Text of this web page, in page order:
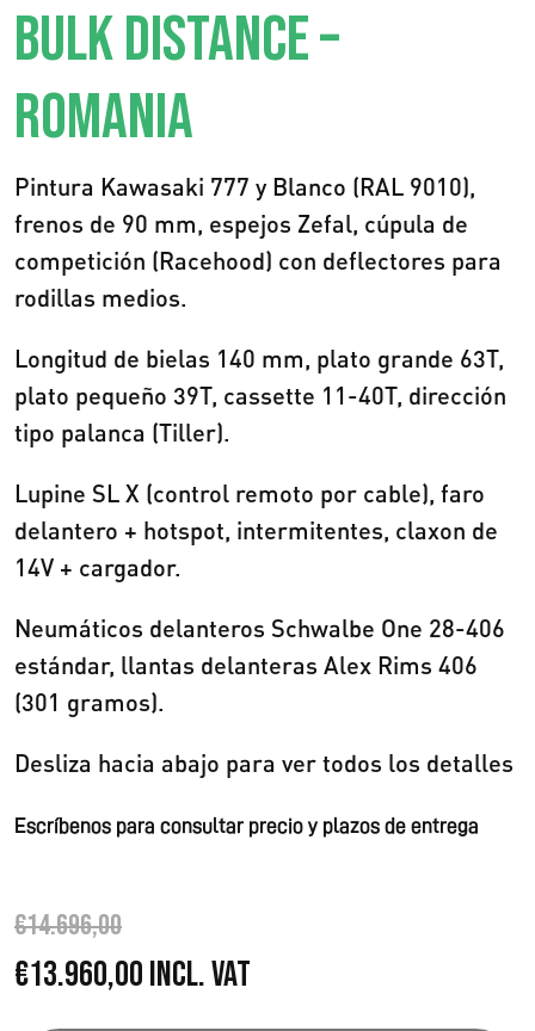
BULK DISTANCE –
ROMANIA
Pintura Kawasaki 777 y Blanco (RAL 9010),
frenos de 90 mm, espejos Zefal, cúpula de
competición (Racehood) con deflectores para
rodillas medios.
Longitud de bielas 140 mm, plato grande 63T,
plato pequeño 39T, cassette 11-40T, dirección
tipo palanca (Tiller).
Lupine SL X (control remoto por cable), faro
delantero + hotspot, intermitentes, claxon de
14V + cargador.
Neumáticos delanteros Schwalbe One 28-406
estándar, llantas delanteras Alex Rims 406
(301 gramos).
Desliza hacia abajo para ver todos los detalles
Escríbenos para consultar precio y plazos de entrega
€14.696,00
E
€13.960,00E
l
Incl. VAT